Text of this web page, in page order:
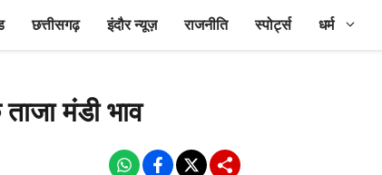
छत्तीसगढ़ इंदौर न्यूज़ राजनीति स्पोर्ट्स धर्म
मंडी भाव